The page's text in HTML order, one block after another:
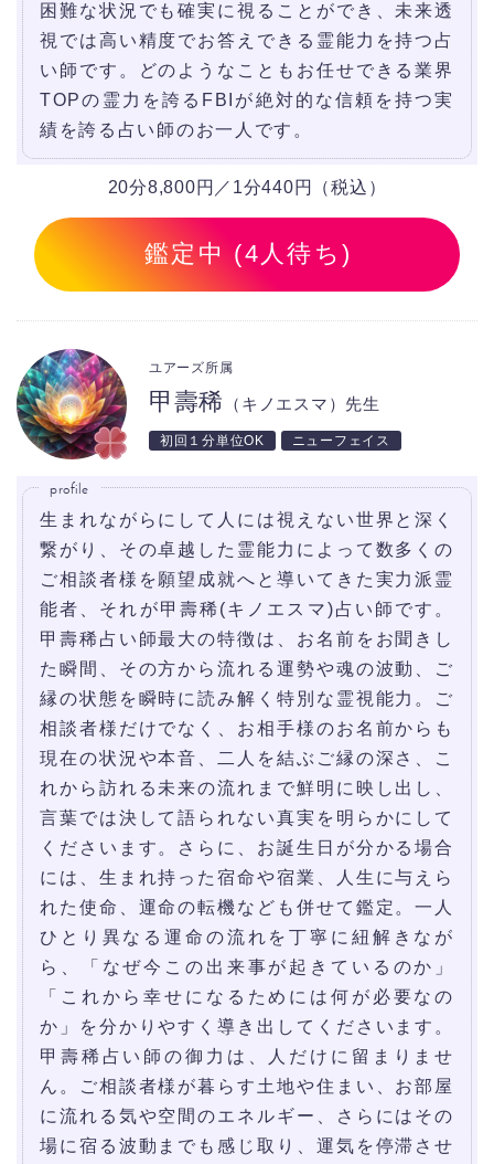
困難な状況でも確実に視ることができ、未来透
視では高い精度でお答えできる霊能力を持つ占
い師です。どのようなこともお任せできる業界
TOPの霊力を誇るFBIが絶対的な信頼を持つ実
績を誇る占い師のお一人です。
20分8,800円／1分440円（税込）
鑑定中 (4人待ち)
甲壽稀 （キノエスマ）先生
ユアーズ所属
初回１分単位OK ニューフェイス
profile
生まれながらにして人には視えない世界と深く
繋がり、その卓越した霊能力によって数多くの
ご相談者様を願望成就へと導いてきた実力派霊
能者、それが甲壽稀(キノエスマ)占い師です。
甲壽稀占い師最大の特徴は、お名前をお聞きし
た瞬間、その方から流れる運勢や魂の波動、ご
縁の状態を瞬時に読み解く特別な霊視能力。ご
相談者様だけでなく、お相手様のお名前からも
現在の状況や本音、二人を結ぶご縁の深さ、こ
れから訪れる未来の流れまで鮮明に映し出し、
言葉では決して語られない真実を明らかにして
くださいます。さらに、お誕生日が分かる場合
には、生まれ持った宿命や宿業、人生に与えら
れた使命、運命の転機なども併せて鑑定。一人
ひとり異なる運命の流れを丁寧に紐解きなが
ら、「なぜ今この出来事が起きているのか」
「これから幸せになるためには何が必要なの
か」を分かりやすく導き出してくださいます。
甲壽稀占い師の御力は、人だけに留まりませ
ん。ご相談者様が暮らす土地や住まい、お部屋
に流れる気や空間のエネルギー、さらにはその
場に宿る波動までも感じ取り、運気を停滞させ